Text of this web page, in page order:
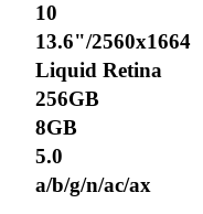
10
13.6"/2560x1664
Liquid Retina
256GB
8GB
5.0
a/b/g/n/ac/ax